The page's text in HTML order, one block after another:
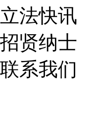
立法快讯
招贤纳士
联系我们